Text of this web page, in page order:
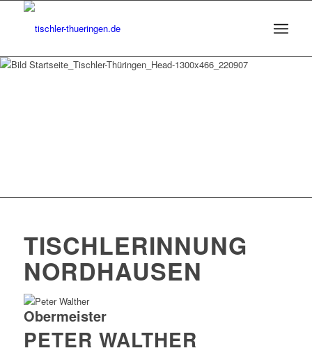
TISCHLERINNUNG
NORDHAUSEN
Obermeister
PETER WALTHER